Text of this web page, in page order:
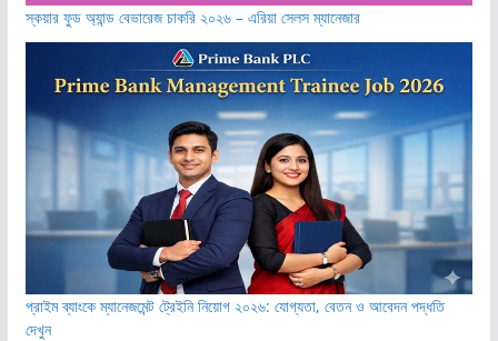
স্কয়ার ফুড অ্যান্ড বেভারেজ চাকরি ২০২৬ – এরিয়া সেলস ম্যানেজার
প্রাইম ব্যাংকে ম্যানেজমেন্ট ট্রেইনি নিয়োগ ২০২৬: যোগ্যতা, বেতন ও আবেদন পদ্ধতি
দেখুন